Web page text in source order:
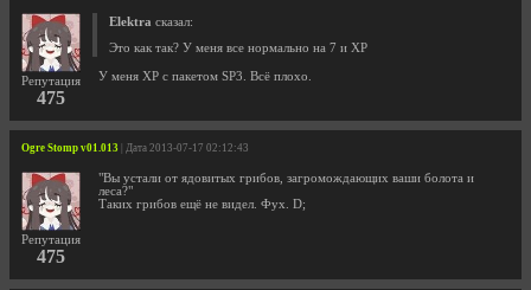
Репутация
475
Elektra сказал:
Это как так? У меня все нормально на 7 и XP
У меня XP c пакетом SP3. Всё плохо.
Ogre Stomp v01.013 | Дата 2013-07-17 02:12:43
Репутация
475
"Вы устали от ядовитых грибов, загромождающих ваши болота и
леса?"
Таких грибов ещё не видел. Фух. D;